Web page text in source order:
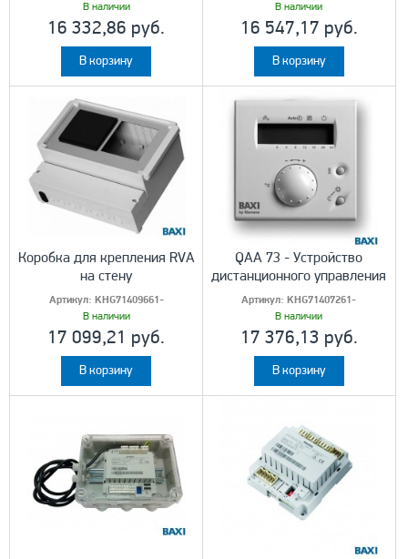
В наличии
16 332,86 руб.
В корзину
В наличии
16 547,17 руб.
В корзину
Коробка для крепления RVA
на стену
Артикул: KHG71409661-
В наличии
17 099,21 руб.
В корзину
QAA 73 - Устройство
дистанционного управления
Артикул:KHG71407261-
В наличии
17 376,13 руб.
В корзину